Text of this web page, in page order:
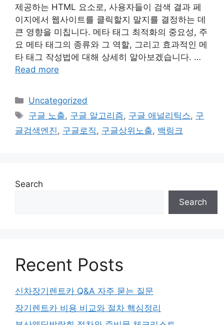
제공하는 HTML 요소로, 사용자들이 검색 결과 페
이지에서 웹사이트를 클릭할지 말지를 결정하는 데
큰 영향을 미칩니다. 메타 태그 최적화의 중요성, 주
요 메타 태그의 종류와 그 역할, 그리고 효과적인 메
타 태그 작성법에 대해 상세히 알아보겠습니다. …
Read more
Categories
Uncategorized
Tags
구글 노출, 구글 알고리즘, 구글 애널리틱스, 구
글검색엔진, 구글로직, 구글상위노출, 백링크
Search
Search
Recent Posts
신차장기렌트카 Q&A 자주 묻는 질문
장기렌트카 비용 비교와 절차 핵심정리